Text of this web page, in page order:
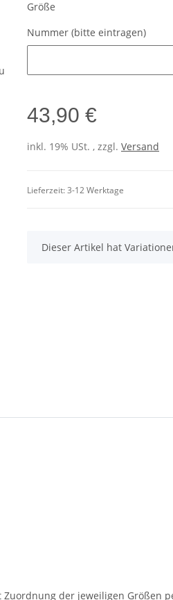
Größe
Nummer (bitte eintragen)
43,90 €
inkl. 19% USt. , zzgl. Versand
Lieferzeit:3-12 Werktage
x
Dieser Artikel hat
der jeweiligen Größen